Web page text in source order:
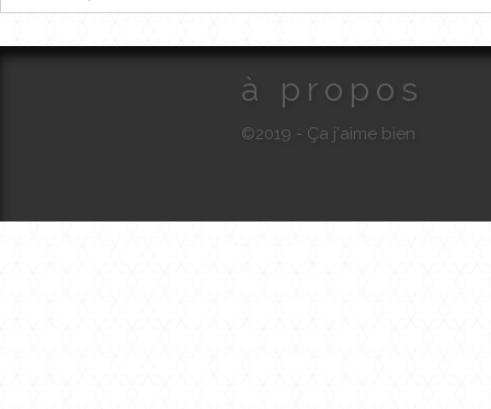
à propos
©2019 - Ça j'aime bien